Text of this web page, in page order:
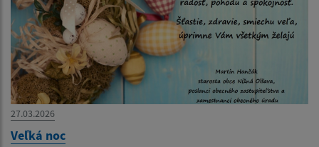
27.03.2026
Veľká noc